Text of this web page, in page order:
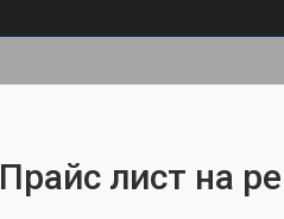
Прайс лист на